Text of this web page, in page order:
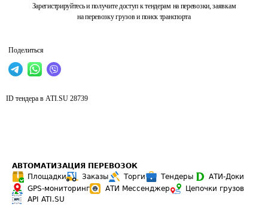
Зарегистрируйтесь и получите доступ к тендерам на перевозки, заявкам
на перевозку грузов и поиск транспорта
Поделиться
ID тендера в ATI.SU 28739
АВТОМАТИЗАЦИЯ ПЕРЕВОЗОК
Площадки
Заказы Торги Тендеры
АТИ-Доки
GPS-мониторинг
АТИ Мессенджер
Цепочки грузов
API ATI.SU